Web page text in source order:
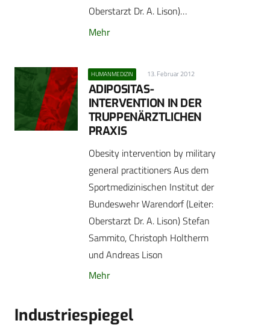
Oberstarzt Dr. A. Lison)…
Mehr
HUMANMEDIZIN 13. Februar 2012
ADIPOSITAS-
INTERVENTION IN DER
TRUPPENÄRZTLICHEN
PRAXIS
Obesity intervention by military
general practitioners Aus dem
Sportmedizinischen Institut der
Bundeswehr Warendorf (Leiter:
Oberstarzt Dr. A. Lison) Stefan
Sammito, Christoph Holtherm
und Andreas Lison
Mehr
Industriespiegel